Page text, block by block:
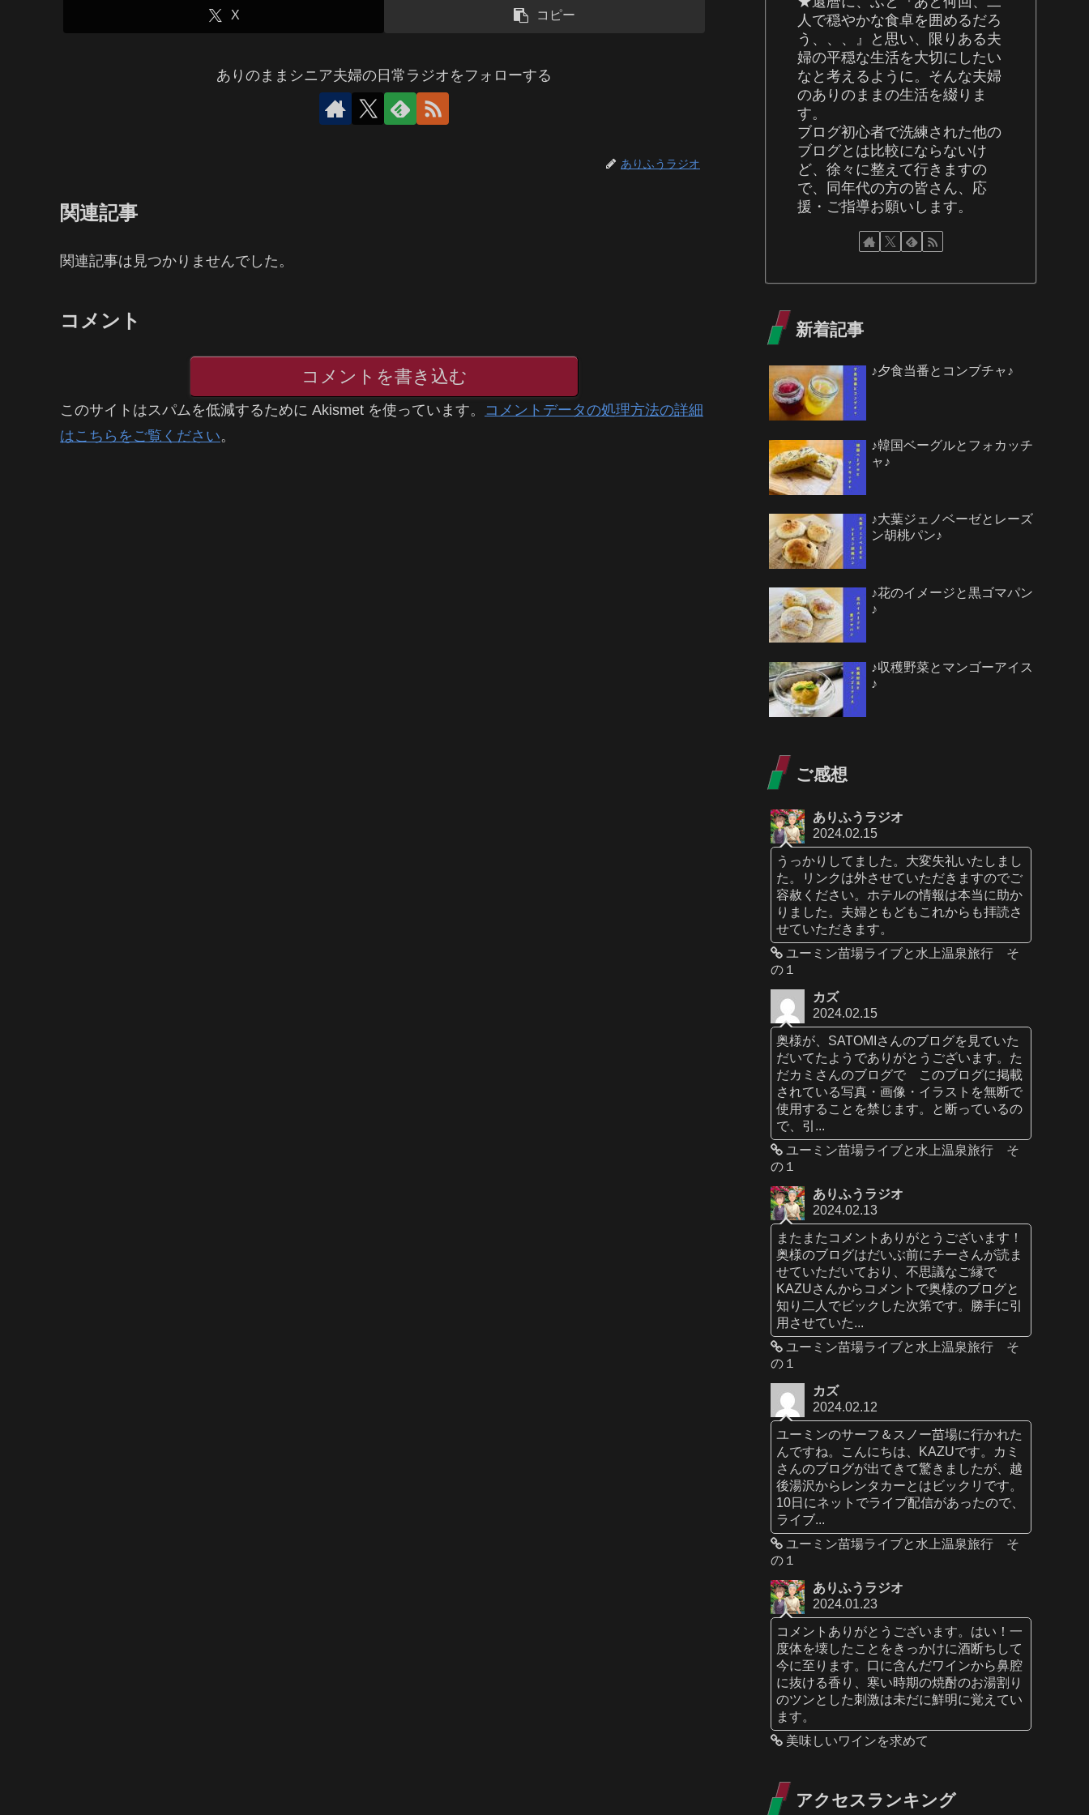
X コピー
ありのままシニア夫婦の日常ラジオをフォローする
ありふうラジオ
関連記事
関連記事は見つかりませんでした。
コメント
コメントを書き込む
このサイトはスパムを低減するために Akismet を使っています。 コメントデータの処理方法の詳細
はこちらをご覧ください。
人で穏やかな食卓を囲めるだろ
う、、、』と思い、限りある夫
婦の平穏な生活を大切にしたい
なと考えるように。そんな夫婦
のありのままの生活を綴りま
す。
ブログ初心者で洗練された他の
ブログとは比較にならないけ
ど、徐々に整えて行きますの
で、同年代の方の皆さん、応
援・ご指導お願いします。
新着記事
♪夕食当番とコンブチャ♪
♪韓国ベーグルとフォカッチ
ャ♪
♪大葉ジェノベーゼとレーズ
ン胡桃パン♪
♪花のイメージと黒ゴマパン
♪
♪収穫野菜とマンゴーアイス
♪
ご感想
ありふうラジオ
2024.02.15
うっかりしてました。大変失礼いたしまし
た。リンクは外させていただきますのでご
容赦ください。ホテルの情報は本当に助か
りました。夫婦ともどもこれからも拝読さ
せていただきます。
ユーミン苗場ライブと水上温泉旅行 そ
の１
カズ
2024.02.15
奥様が、SATOMIさんのブログを見ていた
だいてたようでありがとうございます。た
だカミさんのブログで このブログに掲載
されている写真・画像・イラストを無断で
使用することを禁じます。と断っているの
で、引...
ユーミン苗場ライブと水上温泉旅行 そ
の１
ありふうラジオ
2024.02.13
またまたコメントありがとうございます！
奥様のブログはだいぶ前にチーさんが読ま
せていただいており、不思議なご縁で
KAZUさんからコメントで奥様のブログと
知り二人でビックした次第です。勝手に引
用させていた...
ユーミン苗場ライブと水上温泉旅行 そ
の１
カズ
2024.02.12
ユーミンのサーフ＆スノー苗場に行かれた
んですね。こんにちは、KAZUです。カミ
さんのブログが出てきて驚きましたが、越
後湯沢からレンタカーとはビックリです。
10日にネットでライブ配信があったので、
ライブ...
ユーミン苗場ライブと水上温泉旅行 そ
の１
ありふうラジオ
2024.01.23
コメントありがとうございます。はい！一
度体を壊したことをきっかけに酒断ちして
今に至ります。口に含んだワインから鼻腔
に抜ける香り、寒い時期の焼酎のお湯割り
のツンとした刺激は未だに鮮明に覚えてい
ます。
美味しいワインを求めて
アクセスランキング